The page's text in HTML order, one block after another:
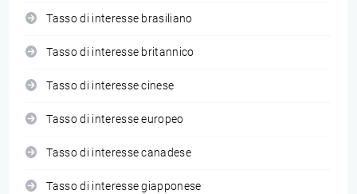
Tasso di interesse brasiliano
Tasso di interesse britannico
Tasso di interesse cinese
Tasso di interesse europeo
Tasso di interesse canadese
Tasso di interesse giapponese